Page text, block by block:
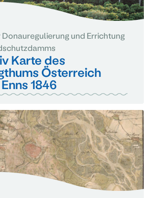
Donauregulierung und Errichtung
Karte des
Österreich
1846